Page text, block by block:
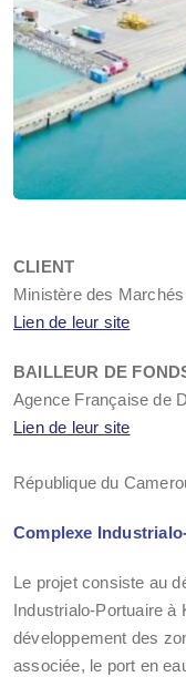
CLIENT
Ministère des
Lien de leur site
BAILLEUR DE
Agence Française de
Lien de leur site
République du
Complexe
Le projet consiste au
Industrialo-Portuaire à
développement des
associée, le port en